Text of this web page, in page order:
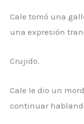
Cale tomó una
una expresión
Crujido.
Cale le dio un
continuar